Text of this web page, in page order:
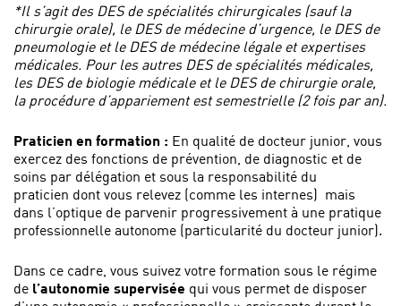
*Il s’agit des DES de spécialités chirurgicales (sauf la
chirurgie orale), le DES de médecine d’urgence, le DES de
pneumologie et le DES de médecine légale et expertises
médicales. Pour les autres DES de spécialités médicales,
les DES de biologie médicale et le DES de chirurgie orale,
la procédure d’appariement est semestrielle (2 fois par an).
Praticien en formation : En qualité de docteur junior, vous
exercez des fonctions de prévention, de diagnostic et de
soins par délégation et sous la responsabilité du
praticien dont vous relevez (comme les internes) mais
dans l’optique de parvenir progressivement à une pratique
professionnelle autonome (particularité du docteur junior).
Dans ce cadre, vous suivez votre formation sous le régime
de l’autonomie supervisée qui vous permet de disposer